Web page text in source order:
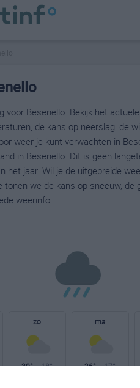
voor Besenello. Bekijk het
de kans op neerslag, de
weer je kunt verwachten in
in Besenello. Dit is geen
het jaar. Wil je de uitgebreide
we de kans op sneeuw, de
weerinfo.
zo
30° 18°
ma
26° 17°